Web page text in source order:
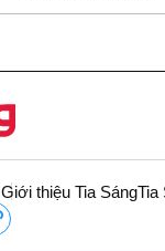
Giới thiệu Tia SángTia